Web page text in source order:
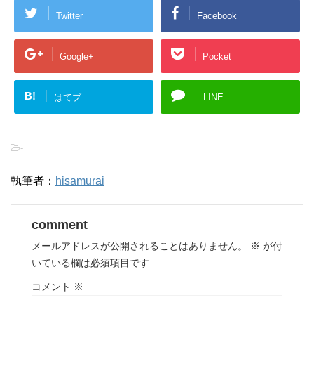
Twitter Facebook
Google+ Pocket
B! はてブ LINE
-
執筆者： hisamurai
comment
メールアドレスが公開されることはありません。 ※ が付
いている欄は必須項目です
コメント ※